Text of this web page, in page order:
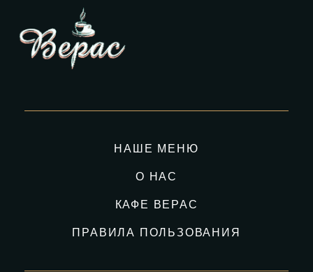
НАШЕ МЕНЮ
О НАС
КАФЕ ВЕРАС
ПРАВИЛА ПОЛЬЗОВАНИЯ